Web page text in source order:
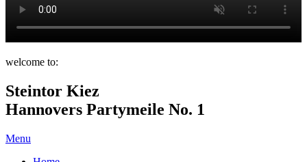
welcome to:
Steintor Kiez
Hannovers Partymeile No. 1
Menu